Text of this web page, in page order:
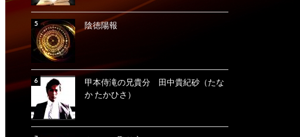
陰徳陽報
甲本侍滝の兄貴分 田中貴紀砂（たな
か たかひさ）